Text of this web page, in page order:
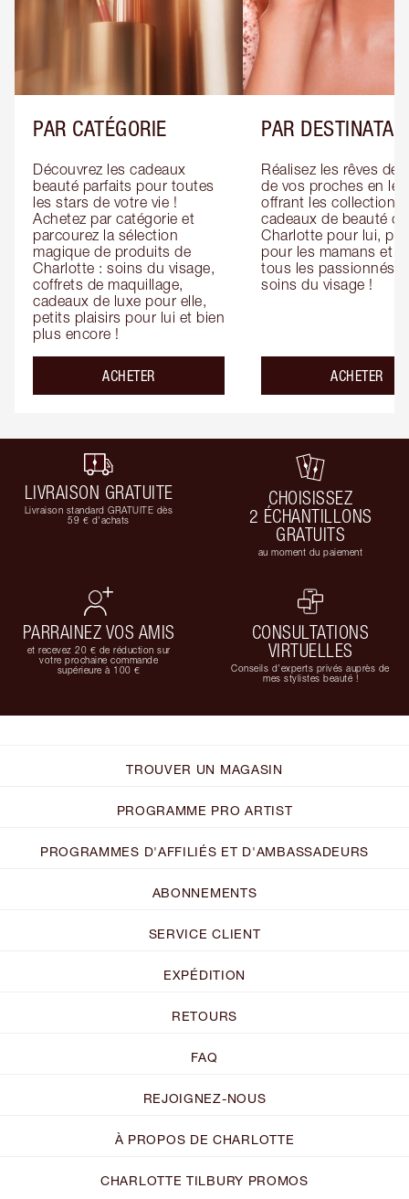
PAR CATÉGORIE
Découvrez les cadeaux
beauté parfaits pour toutes
les stars de votre vie !
Achetez par catégorie et
parcourez la sélection
magique de produits de
Charlotte : soins du visage,
coffrets de maquillage,
cadeaux de luxe pour elle,
petits plaisirs pour lui et bien
plus encore !
ACHETER
PAR
Réalisez les rêves de
de vos proches en
offrant les collections
cadeaux de beauté de
Charlotte pour lui,
pour les mamans et
tous les passionnés
soins du visage !
ACHETER
LIVRAISON GRATUITE
Livraison standard GRATUITE dès
59 € d'achats
CHOISISSEZ
2 ÉCHANTILLONS
GRATUITS
au moment du paiement
PARRAINEZ VOS AMIS
et recevez 20 € de réduction sur
votre prochaine commande
supérieure à 100 €
CONSULTATIONS
VIRTUELLES
Conseils d'experts privés auprès de
mes stylistes beauté !
TROUVER UN MAGASIN
PROGRAMME PRO ARTIST
PROGRAMMES D'AFFILIÉS ET D'AMBASSADEURS
ABONNEMENTS
SERVICE CLIENT
EXPÉDITION
RETOURS
FAQ
REJOIGNEZ-NOUS
À PROPOS DE CHARLOTTE
CHARLOTTE TILBURY PROMOS